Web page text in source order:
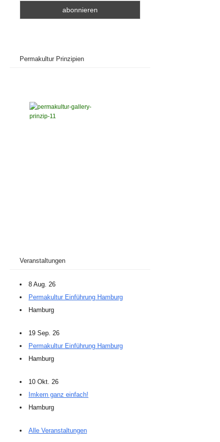
Permakultur Prinzipien
Veranstaltungen
8 Aug. 26
Permakultur Einführung Hamburg
Hamburg
19 Sep. 26
Permakultur Einführung Hamburg
Hamburg
10 Okt. 26
Imkern ganz einfach!
Hamburg
Alle Veranstaltungen